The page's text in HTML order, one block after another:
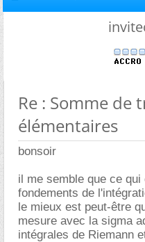
Re : Somme de
élémentaires
bonsoir
il me semble que ce
fondements de
le mieux est peut-être
mesure avec la sigma
intégrales de Riemann